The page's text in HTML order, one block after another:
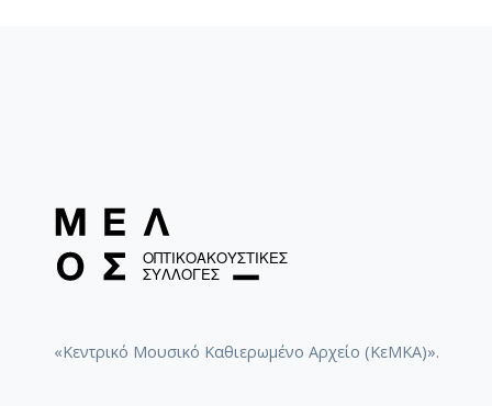
Τσιτσάνης] - [B': Βαλεντίνα (Γ. Μητσάκη) / Μ.
Νίνου, Γ. Τατασόπουλος, Γ. Μητσάκης]
Columbia (TUR) DT 386 [Α': Για τα μάτια π'
μπουφετζής (Γ. Παπαϊωάννου, Γ. Μπάτη) / Γ.
Παπαϊωάννου, Σ. Μπέλλου, Στ. Περπινιάδης]
«Κεντρικό Μουσικό Καθιερωμένο Αρχείο (ΚεΜΚΑ)».